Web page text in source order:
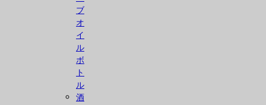
ブ
オ
イ
ル
ボ
ト
ル
酒